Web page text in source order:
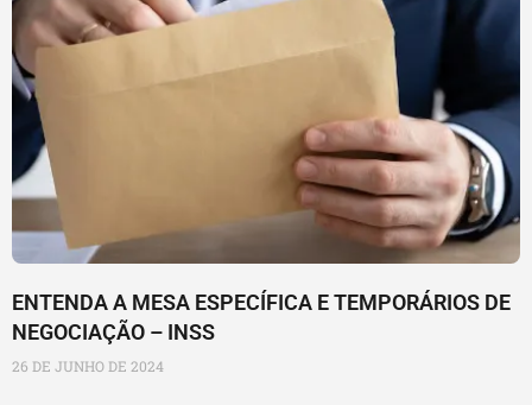
ENTENDA A MESA ESPECÍFICA E TEMPORÁRIOS DE
NEGOCIAÇÃO – INSS
26 DE JUNHO DE 2024